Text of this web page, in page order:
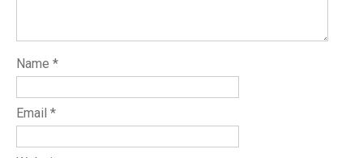
Name *
Email *